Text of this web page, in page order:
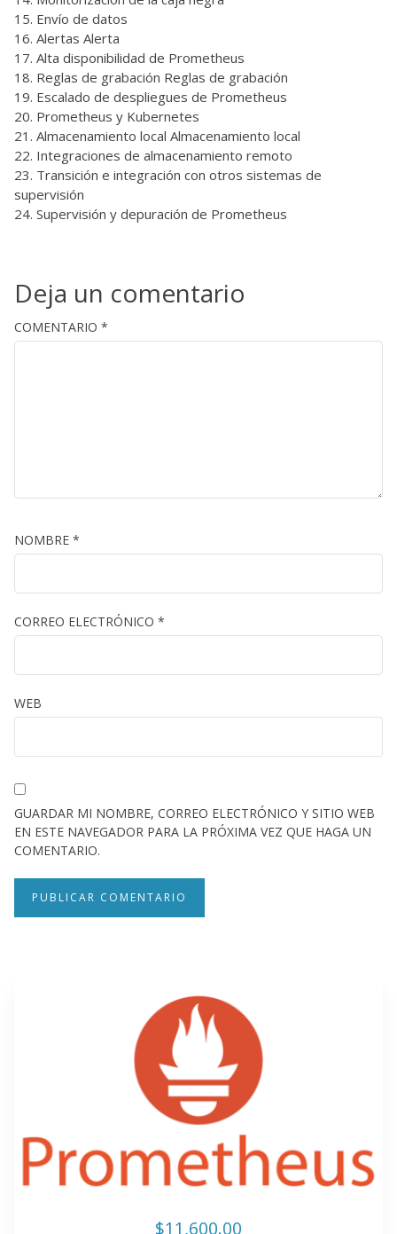
Envío de datos
Alertas Alerta
Alta disponibilidad de Prometheus
Reglas de grabación Reglas de grabación
Escalado de despliegues de Prometheus
Prometheus y Kubernetes
Almacenamiento local Almacenamiento local
Integraciones de almacenamiento remoto
Transición e integración con otros sistemas de
supervisión
Supervisión y depuración de Prometheus
Deja un comentario
COMENTARIO *
NOMBRE *
CORREO ELECTRÓNICO *
WEB
GUARDAR MI NOMBRE, CORREO ELECTRÓNICO Y SITIO WEB
EN ESTE NAVEGADOR PARA LA PRÓXIMA VEZ QUE HAGA UN
COMENTARIO.
$11,600.00